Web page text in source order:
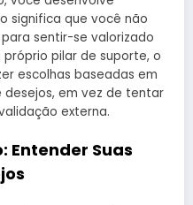
significa que você não
sentir-se valorizado
pilar de suporte, o
escolhas baseadas em
desejos, em vez de tentar
externa.
Entender Suas